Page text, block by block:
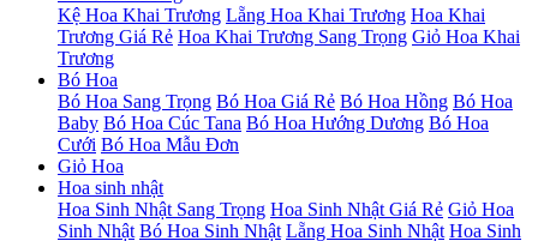
Kệ Hoa Khai Trương Lẵng Hoa Khai Trương Hoa Khai
Trương Giá Rẻ Hoa Khai Trương Sang Trọng Giỏ Hoa Khai
Trương
Bó Hoa
Bó Hoa Sang Trọng Bó Hoa Giá Rẻ Bó Hoa Hồng Bó Hoa
Baby Bó Hoa Cúc Tana Bó Hoa Hướng Dương Bó Hoa
Cưới Bó Hoa Mẫu Đơn
Giỏ Hoa
Hoa sinh nhật
Hoa Sinh Nhật Sang Trọng Hoa Sinh Nhật Giá Rẻ Giỏ Hoa
Sinh Nhật Bó Hoa Sinh Nhật Lẵng Hoa Sinh Nhật Hoa Sinh